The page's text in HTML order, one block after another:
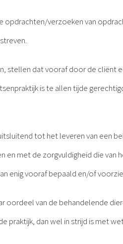
verzoeken van
stellen dat vooraf door de
is te allen tijde
tot het leveren van een
met de zorgvuldigheid die
enig vooraf bepaald en/of
oordeel van de behandelende
praktijk, dan wel in strijd is met